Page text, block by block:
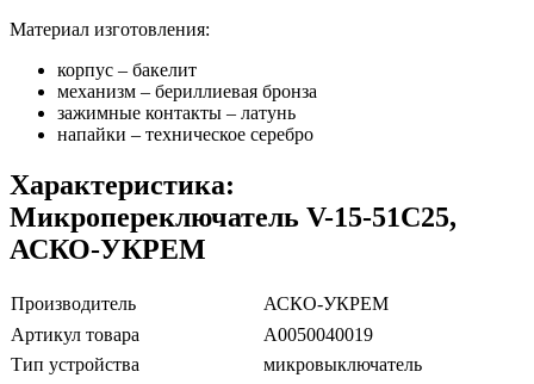
Материал изготовления:
корпус – бакелит
механизм – бериллиевая бронза
зажимные контакты – латунь
напайки – техническое серебро
Характеристика:
Микропереключатель V-15-51C25,
АСКО-УКРЕМ
Производитель
АСКО-УКРЕМ
Артикул товара
A0050040019
Тип устройства
микровыключатель